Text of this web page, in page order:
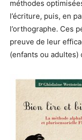
méthodes
l’écriture, puis, en
l’orthographe. Ces
preuve de leur
(enfants ou